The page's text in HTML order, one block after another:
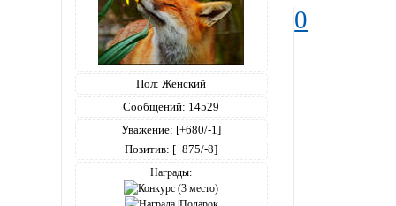
Пол: Женский
Сообщений: 14529
Уважение: [+680/-1]
Позитив: [+875/-8]
Награды:
0